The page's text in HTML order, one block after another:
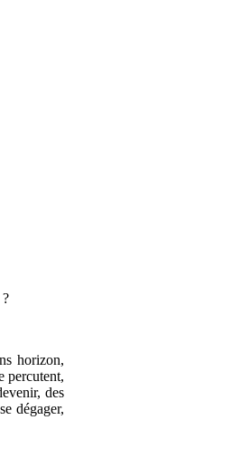
horizon,
percutent,
des
dégager,